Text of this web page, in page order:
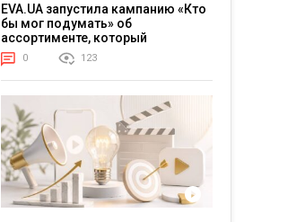
EVA.UA запустила кампанию «Кто
бы мог подумать» об
ассортименте, который
покупатели не ожидают увидеть
на платформе
0 123